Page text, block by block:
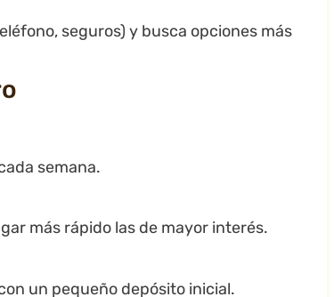
seguros) y busca opciones más
semana.
más rápido las de mayor interés.
un pequeño depósito inicial.